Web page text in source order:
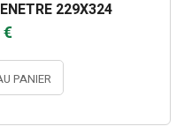
229X324
PANIER